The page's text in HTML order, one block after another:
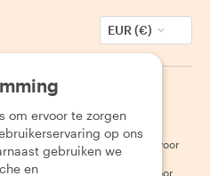
EUR (€)
Gasten
Helpcentrum voor gasten
Annuleringsvoorwaarden voor
gasten
Algemene voorwaarden voor
om ervoor te zorgen
op ons
gebruiken we
en